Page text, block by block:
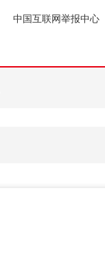
中国互联网举报中心